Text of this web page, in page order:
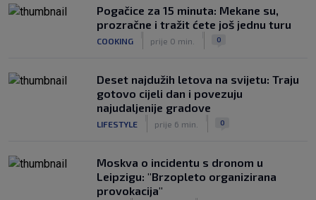
Veliko priznanje za hrvatskog
stručnjaka: Jurica Žuža novi je pomoćni
trener Barcelone
|
prije 2 h
Pogačice za 15 minuta: Mekane su,
prozračne i tražit ćete još jednu turu
COOKING prije 0 min. 0
Deset najdužih letova na svijetu: Traju
gotovo cijeli dan i povezuju
najudaljenije gradove
LIFESTYLE prije 6 min. 0
Moskva o incidentu s dronom u
Leipzigu: "Brzopleto organizirana
provokacija"